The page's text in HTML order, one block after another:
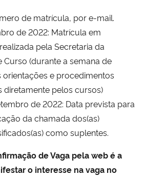
de matrícula, por e-mail.
de 2022: Matrícula em
pela Secretaria da
(durante a semana de
orientações e procedimentos
diretamente pelos cursos)
de 2022: Data prevista para
da chamada dos(as)
como suplentes.
de Vaga pela web é a
o interesse na vaga no